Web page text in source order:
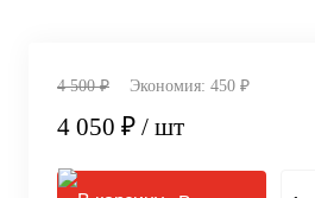
4 500 ₽ Экономия: 450 ₽
4 050 ₽ / шт